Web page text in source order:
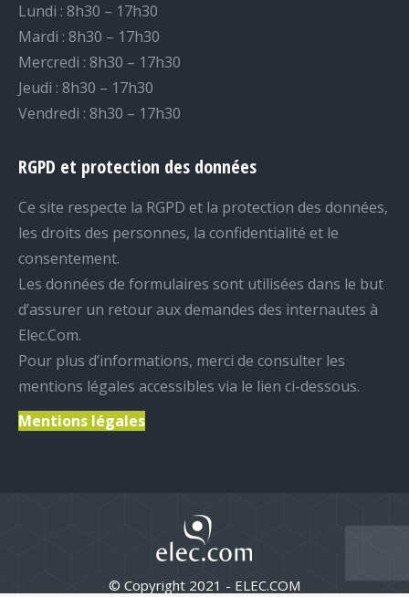
new
window
Lundi : 8h30 – 17h30
Mardi : 8h30 – 17h30
Mercredi : 8h30 – 17h30
Jeudi : 8h30 – 17h30
Vendredi : 8h30 – 17h30
RGPD et protection des données
Ce site respecte la RGPD et la protection des données,
les droits des personnes, la confidentialité et le
consentement.
Les données de formulaires sont utilisées dans le but
d’assurer un retour aux demandes des internautes à
Elec.Com.
Pour plus d’informations, merci de consulter les
mentions légales accessibles via le lien ci-dessous.
Mentions légales
© Copyright 2021 - ELEC.COM